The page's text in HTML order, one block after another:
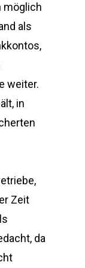
möglich
als
weiter.
in
Zeit
da